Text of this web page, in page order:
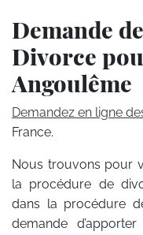
Demande
Divorce
Angoulême
Demandez en ligne
France.
Nous trouvons pour
la procédure de
dans la procédure
demande